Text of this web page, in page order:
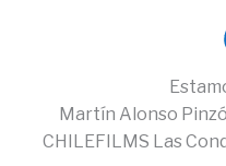
Martín Alonso
CHILEFILMS Las